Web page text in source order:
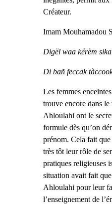
Créateur.
Imam Mouhamadou
Digël waa kërëm
Di bañ feccak
Les femmes
trouve encore dans le
Ahloulahi ont le
formule dès qu’on
prénom. Cela fait
très tôt leur rôle de
pratiques religieuses
situation avait fait
Ahloulahi pour leur
l’enseignement de